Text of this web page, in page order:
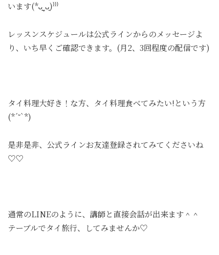
います(*ᴗ͈ˬᴗ͈)⁾⁾⁾
レッスンスケジュールは公式ラインからのメッセージよ
り、いち早くご確認できます。(月2、3回程度の配信です)
タイ料理大好き！な方、タイ料理食べてみたい!という方
(*´˘`*)
是非是非、公式ラインお友達登録されてみてくださいね
♡♡
通常のLINEのように、講師と直接会話が出来ます＾＾
テーブルでタイ旅行、してみませんか♡